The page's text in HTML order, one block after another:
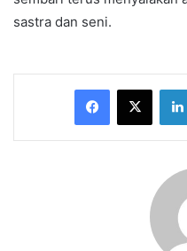
sastra dan seni.
Facebook
X